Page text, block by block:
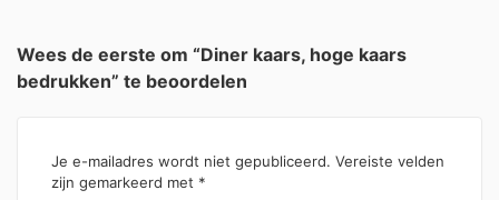
Wees de eerste om “Diner kaars, hoge kaars
bedrukken” te beoordelen
Je e-mailadres wordt niet gepubliceerd. Vereiste velden
zijn gemarkeerd met *